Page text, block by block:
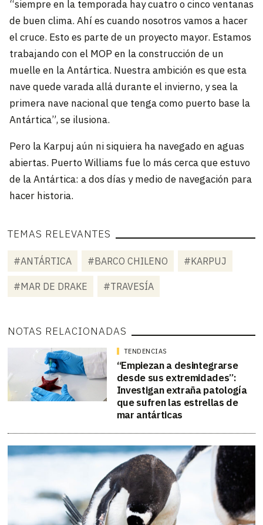
“siempre en la temporada hay cuatro o cinco ventanas
de buen clima. Ahí es cuando nosotros vamos a hacer
el cruce. Esto es parte de un proyecto mayor. Estamos
trabajando con el MOP en la construcción de un
muelle en la Antártica. Nuestra ambición es que esta
nave quede varada allá durante el invierno, y sea la
primera nave nacional que tenga como puerto base la
Antártica”, se ilusiona.
Pero la Karpuj aún ni siquiera ha navegado en aguas
abiertas. Puerto Williams fue lo más cerca que estuvo
de la Antártica: a dos días y medio de navegación para
hacer historia.
TEMAS RELEVANTES
#ANTÁRTICA #BARCO CHILENO #KARPUJ
#MAR DE DRAKE #TRAVESÍA
NOTAS RELACIONADAS
TENDENCIAS
“Empiezan a desintegrarse
desde sus extremidades”:
Investigan extraña patología
que sufren las estrellas de
mar antárticas